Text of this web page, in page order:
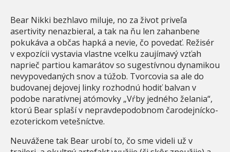
Bear Nikki bezhlavo miluje, no za život priveľa
asertivity nenazbieral, a tak na ňu len zahanbene
pokukáva a občas hapká a nevie, čo povedať. Režisér
v expozícii vystavia vlastne vcelku zaujímavý vzťah
naprieč partiou kamarátov so sugestívnou dynamikou
nevypovedaných snov a túžob. Tvorcovia sa ale do
budovanej dejovej linky rozhodnú hodiť balvan v
podobe naratívnej atómovky „Vŕby jedného želania“,
ktorú Bear splaší v nepravdepodobnom čarodejnícko-
ezoterickom vetešníctve.
Neuvážene tak Bear urobí to, čo sme videli už v